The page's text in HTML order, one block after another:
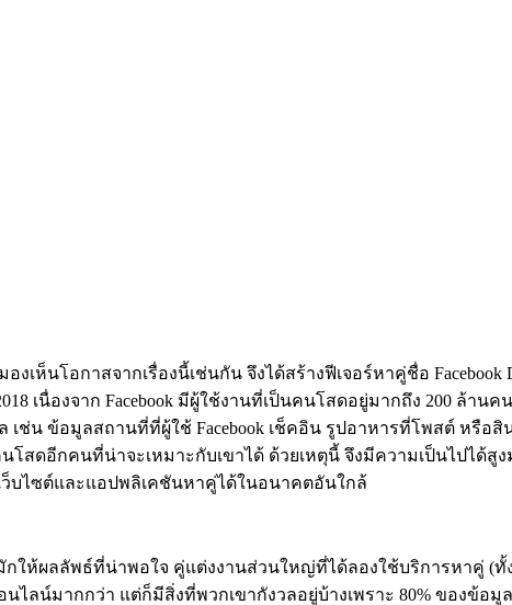
เห็นโอกาสจากเรื่องนี้เช่นกัน จึงได้สร้างฟีเจอร์หาคู่ชื่อ Facebook
เนื่องจาก Facebook มีผู้ใช้งานที่เป็นคนโสดอยู่มากถึง 200 ล้านคน
ช่น ข้อมูลสถานที่ที่ผู้ใช้ Facebook เช็คอิน รูปอาหารที่โพสต์ หรือ
โสดอีกคนที่น่าจะเหมาะกับเขาได้ ด้วยเหตุนี้ จึงมีความเป็นไปได้สู
ว็บไซต์และแอปพลิเคชันหาคู่ได้ในอนาคตอันใกล้
ให้ผลลัพธ์ที่น่าพอใจ คู่แต่งงานส่วนใหญ่ที่ได้ลองใช้บริการหาคู่ (ทั้
ลน์มากกว่า แต่ก็มีสิ่งที่พวกเขากังวลอยู่บ้างเพราะ 80% ของข้อมู